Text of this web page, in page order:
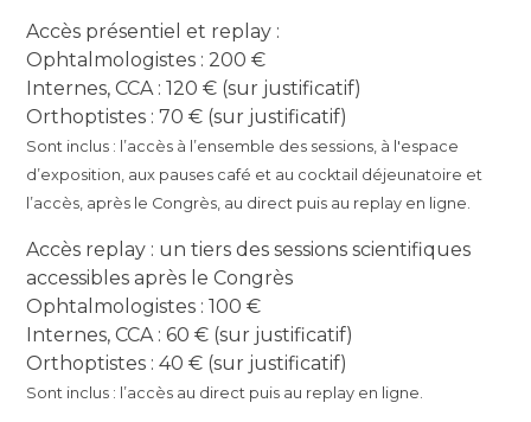
Accès présentiel et replay :
Ophtalmologistes : 200 €
Internes, CCA : 120 € (sur justificatif)
Orthoptistes : 70 € (sur justificatif)
Sont inclus : l’accès à l’ensemble des sessions, à l'espace
d’exposition, aux pauses café et au cocktail déjeunatoire et
l’accès, après le Congrès, au direct puis au replay en ligne.
Accès replay : un tiers des sessions scientifiques
accessibles après le Congrès
Ophtalmologistes : 100 €
Internes, CCA : 60 € (sur justificatif)
Orthoptistes : 40 € (sur justificatif)
Sont inclus : l’accès au direct puis au replay en ligne.